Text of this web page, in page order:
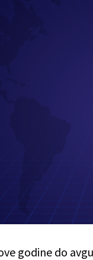
godine do